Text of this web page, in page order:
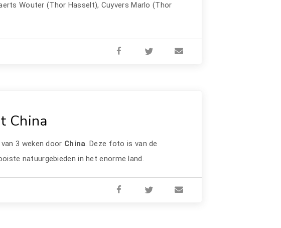
Wouter (Thor Hasselt), Cuyvers Marlo (Thor
China
3 weken door China. Deze foto is van de
natuurgebieden in het enorme land.